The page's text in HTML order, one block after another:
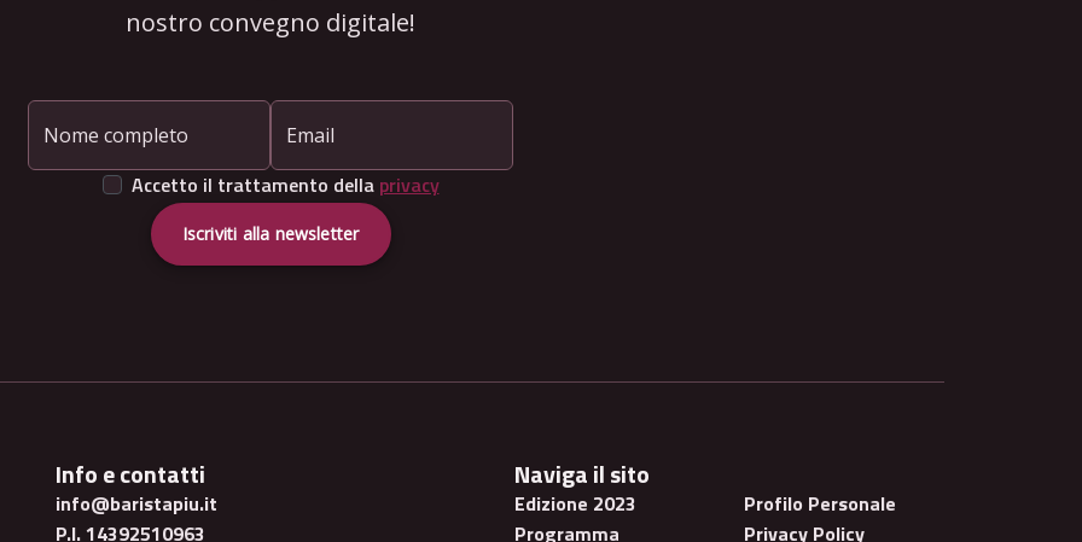
nostro convegno digitale!
Nome completo Email
Accetto il trattamento della privacy
Iscriviti alla newsletter
Info e contatti
info@baristapiu.it
P.I. 14392510963
Naviga il sito
Edizione 2023
Programma
Profilo Personale
Privacy Policy